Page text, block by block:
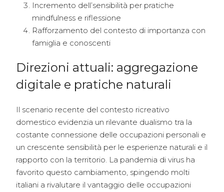
Incremento dell’sensibilità per pratiche
mindfulness e riflessione
Rafforzamento del contesto di importanza con
famiglia e conoscenti
Direzioni attuali: aggregazione
digitale e pratiche naturali
Il scenario recente del contesto ricreativo
domestico evidenzia un rilevante dualismo tra la
costante connessione delle occupazioni personali e
un crescente sensibilità per le esperienze naturali e il
rapporto con la territorio. La pandemia di virus ha
favorito questo cambiamento, spingendo molti
italiani a rivalutare il vantaggio delle occupazioni